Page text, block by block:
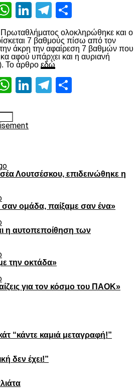
WhatsApp
LinkedIn
Telegram
Πρωταθλήματος ολοκληρώθηκε και ο
7 βαθμούς πίσω από τον
άκρη την αφαίρεση 7 βαθμών που
αφού υπάρχει και η αυριανή
Το άρθρο εδώ
WhatsApp
LinkedIn
Telegram
Λουτσέσκου, επιδεινώθηκε η
σαν ομάδα, παίξαμε σαν ένα»
η αυτοπεποίθηση των
την οκτάδα»
για τον κόσμο του ΠΑΟΚ»
“κάντε καμιά μεταγραφή!”
δεν έχει!”